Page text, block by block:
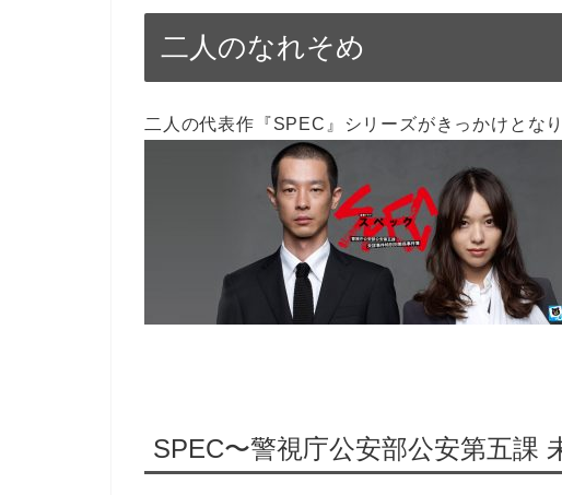
二人のなれそめ
二人の代表作『SPEC』シリーズがきっかけとなり
SPEC〜警視庁公安部公安第五課